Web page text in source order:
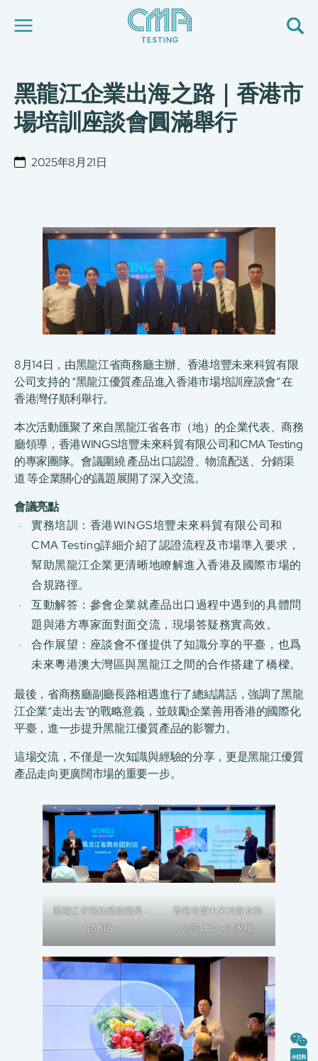
關於我們
我們的服務
最新消息
環球支援
工廠服務預約
EN
日
繁
黑龍江企業出海之路｜香港市
場培訓座談會圓滿舉行
2025年8月21日
8月14日，由黑龍江省商務廳主辦、香港培豐未來科貿有限
公司支持的 “黑龍江優質產品進入香港市場培訓座談會” 在
香港灣仔順利舉行。
本次活動匯聚了來自黑龍江省各市（地）的企業代表、商務
廳領導，香港WINGS培豐未來科貿有限公司和CMA Testing
的專家團隊。會議圍繞 產品出口認證、物流配送、分銷渠
道 等企業關心的議題展開了深入交流。
會議亮點
實務培訓：香港WINGS培豐未來科貿有限公司和
CMA Testing詳細介紹了認證流程及市場準入要求，
幫助黑龍江企業更清晰地瞭解進入香港及國際市場的
合規路徑。
互動解答：參會企業就產品出口過程中遇到的具體問
題與港方專家面對面交流，現場答疑務實高效。
合作展望：座談會不僅提供了知識分享的平臺，也爲
未來粵港澳大灣區與黑龍江之間的合作搭建了橋樑。
最後，省商務廳副廳長路相遇進行了總結講話，強調了黑龍
江企業“走出去”的戰略意義，並鼓勵企業善用香港的國際化
平臺，進一步提升黑龍江優質產品的影響力。
這場交流，不僅是一次知識與經驗的分享，更是黑龍江優質
產品走向更廣闊市場的重要一步。
黑龍江省商務廳副廳長 –
路相遇
香港培豐未來科貿有限
公司CEO – 潘家穰